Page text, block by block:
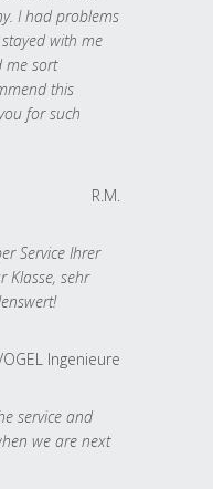
I had problems
with me
me sort
this
for such
R.M.
Service Ihrer
Klasse, sehr
Ingenieure
service and
we are next